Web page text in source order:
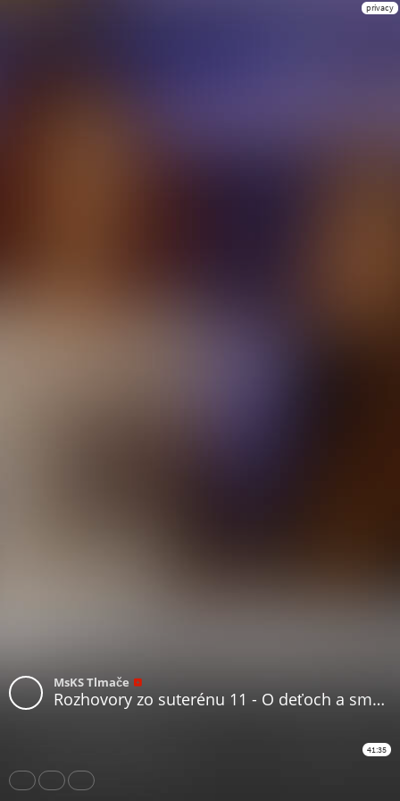
privacy
MsKS Tlmače
Rozhovory zo suterénu 11 - O deťoch a smútku (Lucia Kúdelová, Lenka Valentíniová)
41:35
Share